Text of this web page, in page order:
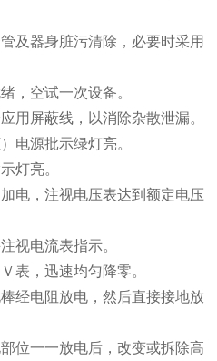
及器身脏污清除，必要时采用
，空试一次设备。
用屏蔽线，以消除杂散泄漏。
电源批示绿灯亮。
灯亮。
电，注视电压表达到额定电压
视电流表指示。
表，迅速均匀降零。
经电阻放电，然后直接接地放
位一一放电后，改变或拆除高